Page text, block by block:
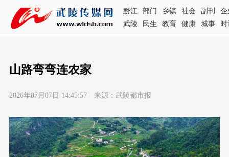
黔江 部门 乡镇 社会 副刊
企
武陵
民生 教育 健康 城事 时
山路弯弯连农家
2026年07月07日 14:45:57 来源：武陵都市报